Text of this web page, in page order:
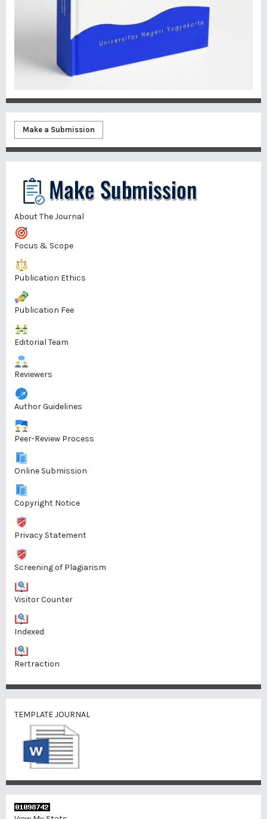
Make a Submission
About The Journal
Focus & Scope
Publication Ethics
Publication Fee
Editorial Team
Reviewers
Author Guidelines
Peer-Review Process
Online Submission
Copyright Notice
Privacy Statement
Screening of Plagiarism
Visitor Counter
Indexed
Rertraction
TEMPLATE JOURNAL